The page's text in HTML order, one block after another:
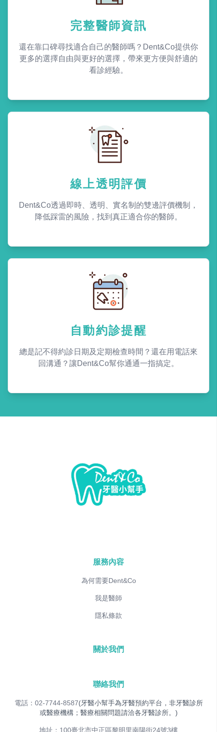
完整醫師資訊
還在靠口碑尋找適合自己的醫師嗎？Dent&Co提供你
更多的選擇自由與更好的選擇，帶來更方便與舒適的
看診經驗。
線上透明評價
Dent&Co透過即時、透明、實名制的雙邊評價機制，
降低踩雷的風險，找到真正適合你的醫師。
自動約診提醒
總是記不得約診日期及定期檢查時間？還在用電話來
回溝通？讓Dent&Co幫你通通一指搞定。
服務內容
為何需要Dent&Co
我是醫師
隱私條款
關於我們
聯絡我們
電話：02-7744-8587(牙醫小幫手為牙醫預約平台，非牙醫診所
或醫療機構；醫療相關問題請洽各牙醫診所。)
地址：100臺北市中正區黎明里南陽街24號3樓